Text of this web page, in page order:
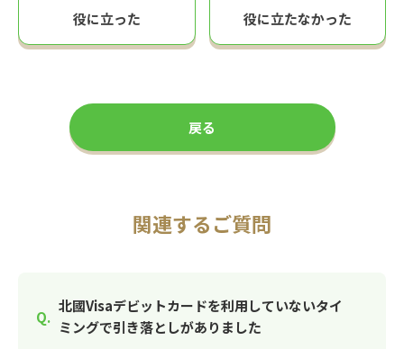
役に立った 役に立たなかった
戻る
関連するご質問
北國Visaデビットカードを利用していないタイ
ミングで引き落としがありました